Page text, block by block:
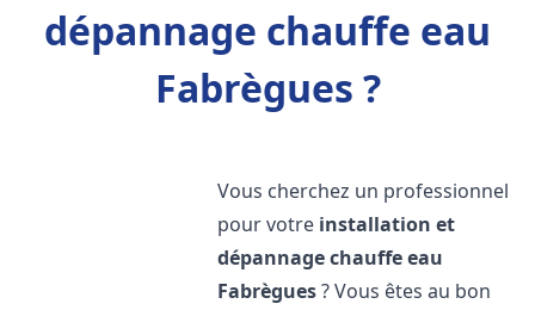
dépannage chauffe eau
Fabrègues ?
Vous cherchez un professionnel
pour votre installation et
dépannage chauffe eau
Fabrègues? Vous êtes au bon